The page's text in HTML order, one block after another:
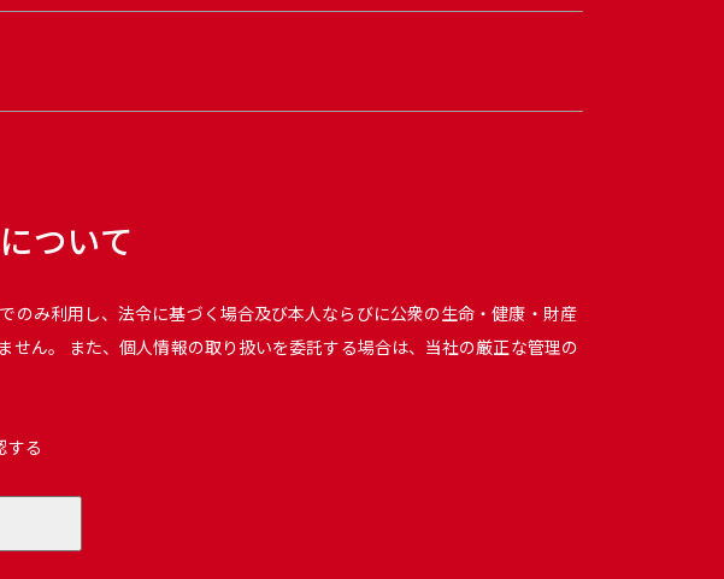
ついて
み利用し、法令に基づく場合及び本人ならびに公衆の生命・健康・財産
ん。 また、個人情報の取り扱いを委託する場合は、当社の厳正な管理の
する